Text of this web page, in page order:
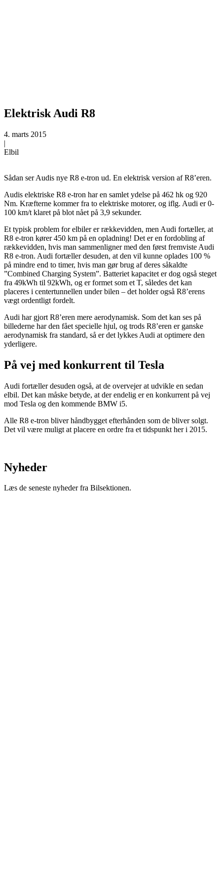
Elektrisk Audi R8
4. marts 2015
|
Elbil
Sådan ser Audis nye R8 e-tron ud. En elektrisk version af R8’eren.
Audis elektriske R8 e-tron har en samlet ydelse på 462 hk og 920
Nm. Kræfterne kommer fra to elektriske motorer, og iflg. Audi er 0-
100 km/t klaret på blot nået på 3,9 sekunder.
Et typisk problem for elbiler er rækkevidden, men Audi fortæller, at
R8 e-tron kører 450 km på en opladning! Det er en fordobling af
rækkevidden, hvis man sammenligner med den først fremviste Audi
R8 e-tron. Audi fortæller desuden, at den vil kunne oplades 100 %
på mindre end to timer, hvis man gør brug af deres såkaldte
”Combined Charging System”. Batteriet kapacitet er dog også steget
fra 49kWh til 92kWh, og er formet som et T, således det kan
placeres i centertunnellen under bilen – det holder også R8’erens
vægt ordentligt fordelt.
Audi har gjort R8’eren mere aerodynamisk. Som det kan ses på
billederne har den fået specielle hjul, og trods R8’eren er ganske
aerodynamisk fra standard, så er det lykkes Audi at optimere den
yderligere.
På vej med konkurrent til Tesla
Audi fortæller desuden også, at de overvejer at udvikle en sedan
elbil. Det kan måske betyde, at der endelig er en konkurrent på vej
mod Tesla og den kommende BMW i5.
Alle R8 e-tron bliver håndbygget efterhånden som de bliver solgt.
Det vil være muligt at placere en ordre fra et tidspunkt her i 2015.
Nyheder
Læs de seneste nyheder fra Bilsektionen.